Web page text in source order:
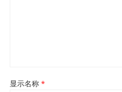
显示名称 *